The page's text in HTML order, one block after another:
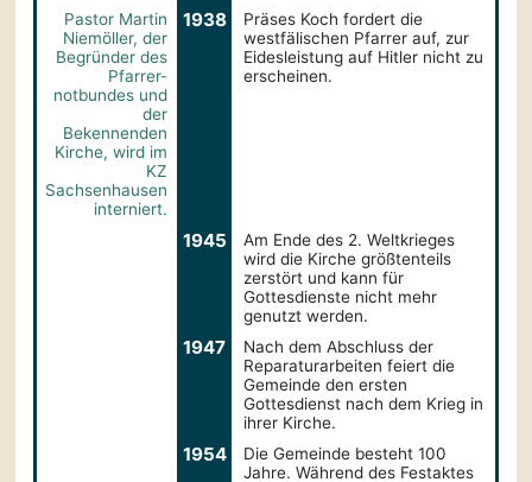
Pastor Martin
Niemöller, der
Begründer des
Pfarrer-
notbundes und
der
Bekennenden
Kirche, wird im
KZ
Sachsenhausen
interniert.
1938
Präses Koch fordert die
westfälischen Pfarrer auf, zur
Eidesleistung auf Hitler nicht zu
erscheinen.
1945
Am Ende des 2. Weltkrieges
wird die Kirche größtenteils
zerstört und kann für
Gottesdienste nicht mehr
genutzt werden.
1947
Nach dem Abschluss der
Reparaturarbeiten feiert die
Gemeinde den ersten
Gottesdienst nach dem Krieg in
ihrer Kirche.
1954
Die Gemeinde besteht 100
Jahre. Während des Festaktes